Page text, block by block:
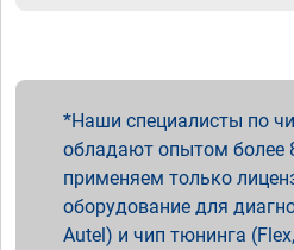
Наши специалисты по
обладают опытом более
применяем только
оборудование для
Autel) и чип тюнинга